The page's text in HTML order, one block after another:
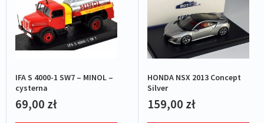
IFA S 4000-1 SW7 – MINOL –
cysterna
69,00 zł
HONDA NSX 2013 Concept
Silver
159,00 zł